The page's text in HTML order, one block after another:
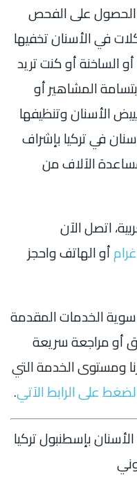
على الفحص
في الأسنان تخفيها
الساخنة أو كنت تريد
المشاهير أو
الأسنان وتنظيفها
في تركيا بإشراف
الآلاف من
اتصل الآن
أو الهاتف واحجز
الخدمات المقدمة
أو مراجعة سريعة
ومستوى الخدمة التي
على الرابط الآتي.
بإسطنبول تركيا